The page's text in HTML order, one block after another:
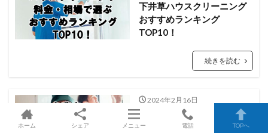
下井草ハウスクリーニング
おすすめランキング
TOP10！
続きを読む
2024年2月16日
2024年2月16日
久我山ハウスクリーニング
ホーム シェア メニュー 電話 TOPへ